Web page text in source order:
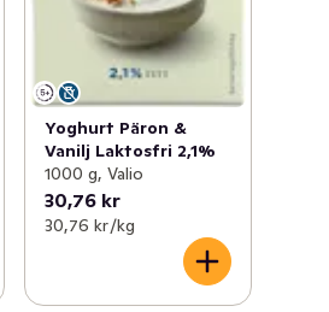
Yoghurt Päron &
Vanilj Laktosfri 2,1%
1000 g, Valio
30,76 kr
30,76 kr /kg